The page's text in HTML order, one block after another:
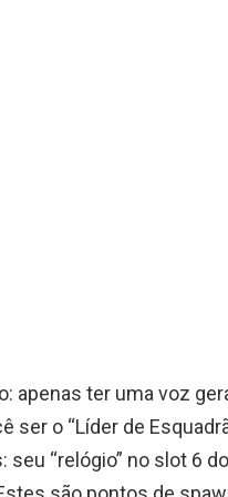
apenas ter uma voz
o “Líder de
seu “relógio” no slot 6